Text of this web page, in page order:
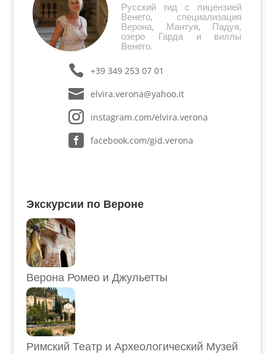
Русский гид с лицензией
Венето, специализация
Верона, Мантуя, Падуя,
озеро Гарда и виллы
Венето.
+39 349 253 07 01
elvira.verona@yahoo.it
instagram.com/elvira.verona
facebook.com/gid.verona
Экскурсии по Вероне
Верона Ромео и Джульетты
Римский Театр и Археологический Музей